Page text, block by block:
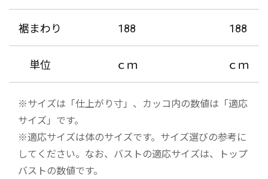
裾まわり 188 188
単位 ｃｍ ｃｍ
※サイズは「仕上がり寸」、カッコ内の数値は「適応
サイズ」です。
※適応サイズは体のサイズです。サイズ選びの参考に
してください。なお、バストの適応サイズは、トップ
バストの数値です。